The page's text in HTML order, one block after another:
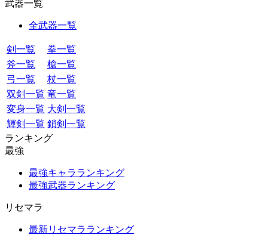
武器一覧
全武器一覧
剣一覧
拳一覧
斧一覧
槍一覧
弓一覧
杖一覧
双剣一覧 竜一覧
変身一覧 大剣一覧
輝剣一覧 鎖剣一覧
ランキング
最強
最強キャラランキング
最強武器ランキング
リセマラ
最新リセマラランキング